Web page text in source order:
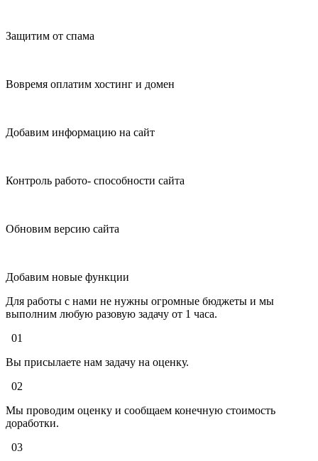
Защитим от спама
Вовремя оплатим хостинг и домен
Добавим информацию на сайт
Контроль работо- способности сайта
Обновим версию сайта
Добавим новые функции
Для работы с нами не нужны огромные бюджеты и мы
выполним любую разовую задачу от 1 часа.
01
Вы присылаете нам задачу на оценку.
02
Мы проводим оценку и сообщаем конечную стоимость
доработки.
03